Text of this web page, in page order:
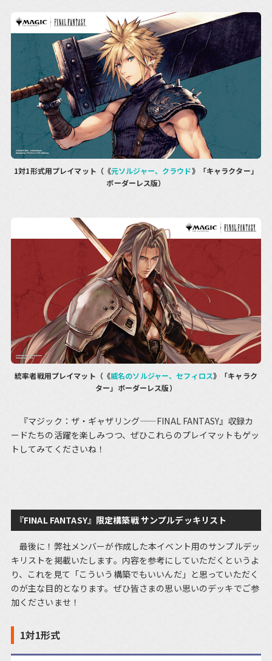
1対1形式用プレイマット（《元ソルジャー、クラウド》「キャラクター」
ボーダーレス版）
統率者戦用プレイマット（《威名のソルジャー、セフィロス》「キャラク
ター」ボーダーレス版）
『マジック：ザ・ギャザリング——FINAL FANTASY』収録カ
ードたちの活躍を楽しみつつ、ぜひこれらのプレイマットもゲッ
トしてみてくださいね！
『FINAL FANTASY』限定構築戦 サンプルデッキリスト
最後に！弊社メンバーが作成した本イベント用のサンプルデッ
キリストを掲載いたします。内容を参考にしていただくというよ
り、これを見て「こういう構築でもいいんだ」と思っていただく
のが主な目的となります。ぜひ皆さまの思い思いのデッキでご参
加くださいませ！
1対1形式